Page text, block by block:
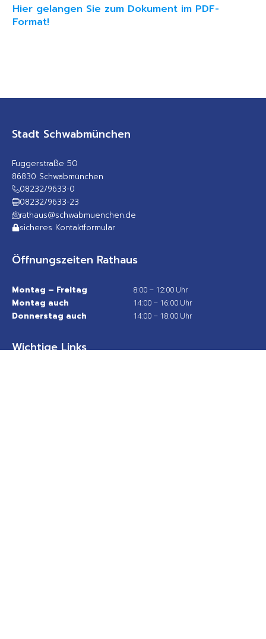
Hier gelangen Sie zum Dokument im PDF-
Format!
Stadt Schwabmünchen
Fuggerstraße 50
86830 Schwabmünchen
08232/9633-0
08232/9633-23
rathaus@schwabmuenchen.de
sicheres Kontaktformular
Öffnungszeiten Rathaus
Montag – Freitag 8:00 – 12:00 Uhr
Montag auch 14:00 – 16:00 Uhr
Donnerstag auch 14:00 – 18:00 Uhr
Wichtige Links